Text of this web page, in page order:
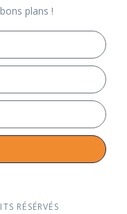
plans !
RÉSÉRVÉS